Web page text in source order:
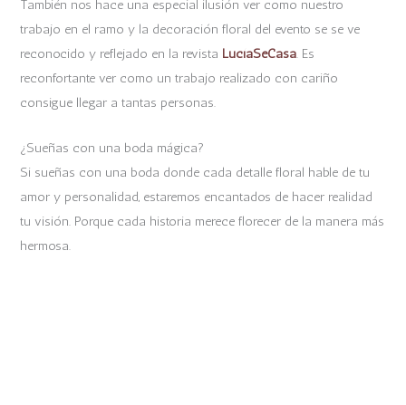
También nos hace una especial ilusión ver como nuestro
trabajo en el ramo y la decoración floral del evento se se ve
reconocido y reflejado en la revista LucíaSeCasa. Es
reconfortante ver como un trabajo realizado con cariño
consigue llegar a tantas personas.
¿Sueñas con una boda mágica?
Si sueñas con una boda donde cada detalle floral hable de tu
amor y personalidad, estaremos encantados de hacer realidad
tu visión. Porque cada historia merece florecer de la manera más
hermosa.